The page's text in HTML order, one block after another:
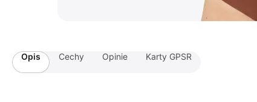
Opis Cechy Opinie Karty GPSR